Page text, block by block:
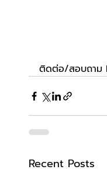
ติดต่อ/สอบถาม
Recent Posts